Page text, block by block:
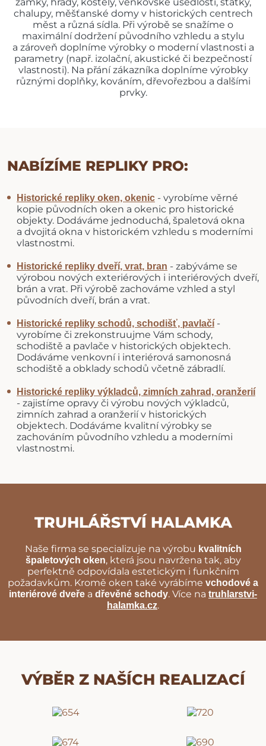
chalupy, měšťanské domy v historických centrech
měst a různá sídla. Při výrobě se snažíme o
maximální dodržení původního vzhledu a stylu
a zároveň doplníme výrobky o moderní vlastnosti a
parametry (např. izolační, akustické či bezpečností
vlastnosti). Na přání zákazníka doplníme výrobky
různými doplňky, kováním, dřevořezbou a dalšími
prvky.
NABÍZÍME REPLIKY PRO:
Historické repliky oken, okenic - vyrobíme věrné
kopie původních oken a okenic pro historické
objekty. Dodáváme jednoduchá, špaletová okna
a dvojitá okna v historickém vzhledu s moderními
vlastnostmi.
Historické repliky dveří, vrat, bran - zabýváme se
výrobou nových exteriérových i interiérových dveří,
brán a vrat. Při výrobě zachováme vzhled a styl
původních dveří, brán a vrat.
Historické repliky schodů, schodišť, pavlačí-
vyrobíme či zrekonstruujme Vám schody,
schodiště a pavlače v historických objektech.
Dodáváme venkovní i interiérová samonosná
schodiště a obklady schodů včetně zábradlí.
Historické repliky výkladců, zimních zahrad, oranžerií
- zajistíme opravy či výrobu nových výkladců,
zimních zahrad a oranžerií v historických
objektech. Dodáváme kvalitní výrobky se
zachováním původního vzhledu a moderními
vlastnostmi.
TRUHLÁŘSTVÍ HALAMKA
Naše firma se specializuje na výrobu kvalitních
špaletových oken, která jsou navržena tak, aby
perfektně odpovídala estetickým i funkčním
požadavkům. Kromě oken také vyrábíme vchodové a
interiérové dveře a dřevěné schody. Více na truhlarstvi-
halamka.cz.
VÝBĚR Z NAŠÍCH REALIZACÍ